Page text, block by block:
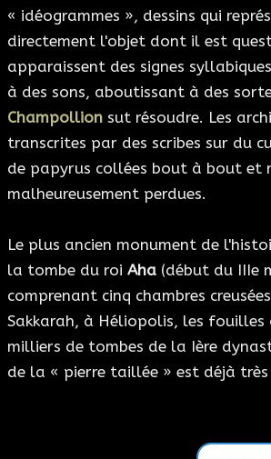
« idéogrammes », dessins qui
directement l'objet dont il est
apparaissent des signes
à des sons, aboutissant à des
Champollion sut résoudre. Les
transcrites par des scribes sur du
de papyrus collées bout à bout et
malheureusement perdues.
Le plus ancien monument de
la tombe du roi Aha (début du IIIe
comprenant cinq chambres
Sakkarah, à Héliopolis, les fouilles
milliers de tombes de la Ière
de la « pierre taillée » est déjà très